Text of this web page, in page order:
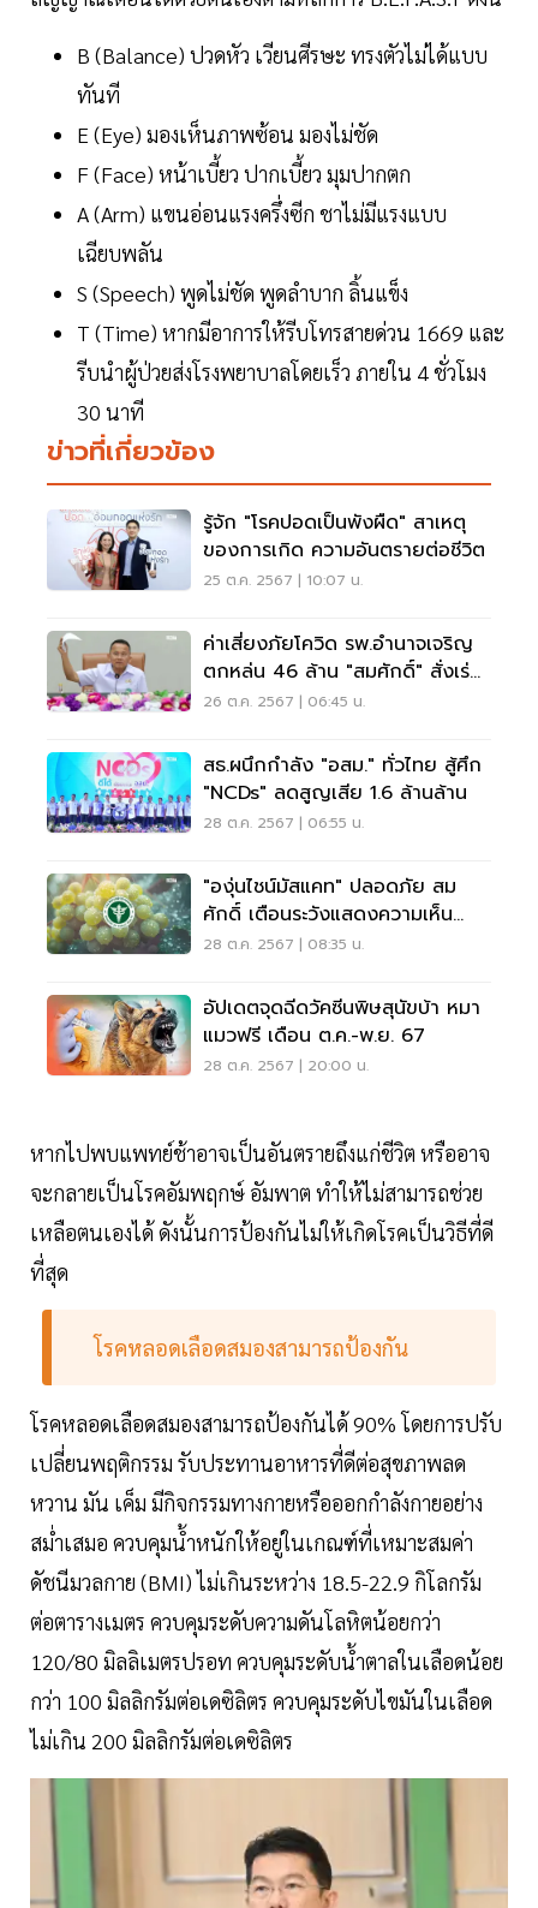
B (Balance) ปวดหัว เวียนศีรษะ ทรงตัวไม่ได้แบบ
ทันที
E (Eye) มองเห็นภาพซ้อน มองไม่ชัด
F (Face) หน้าเบี้ยว ปากเบี้ยว มุมปากตก
A (Arm) แขนอ่อนแรงครึ่งซีก ชาไม่มีแรงแบบ
เฉียบพลัน
S (Speech) พูดไม่ชัด พูดลำบาก ลิ้นแข็ง
T (Time) หากมีอาการให้รีบโทรสายด่วน 1669 และ
รีบนำผู้ป่วยส่งโรงพยาบาลโดยเร็ว ภายใน 4 ชั่วโมง
30 นาที
ข่าวที่เกี่ยวข้อง
รู้จัก "โรคปอดเป็นพังผืด" สาเหตุ
ของการเกิด ความอันตรายต่อชีวิต
25 ต.ค. 2567 | 10:07 น.
ค่าเสี่ยงภัยโควิด รพ.อำนาจเจริญ
ตกหล่น 46 ล้าน "สมศักดิ์" สั่งเร่ง
สอบ
26 ต.ค. 2567 | 06:45 น.
สธ.ผนึกกำลัง "อสม." ทั่วไทย สู้ศึก
"NCDs" ลดสูญเสีย 1.6 ล้านล้าน
28 ต.ค. 2567 | 06:55 น.
"องุ่นไชน์มัสแคท" ปลอดภัย สม
ศักดิ์ เตือนระวังแสดงความเห็น
กระทบเศรษฐกิจ
28 ต.ค. 2567 | 08:35 น.
อัปเดตจุดฉีดวัคซีนพิษสุนัขบ้า หมา
แมวฟรี เดือน ต.ค.-พ.ย. 67
28 ต.ค. 2567 | 20:00 น.
หากไปพบแพทย์ช้าอาจเป็นอันตรายถึงแก่ชีวิต หรืออาจ
จะกลายเป็นโรคอัมพฤกษ์ อัมพาต ทำให้ไม่สามารถช่วย
เหลือตนเองได้ ดังนั้นการป้องกันไม่ให้เกิดโรคเป็นวิธีที่ดี
ที่สุด
โรคหลอดเลือดสมองสามารถป้องกัน
โรคหลอดเลือดสมองสามารถป้องกันได้ 90% โดยการปรับ
เปลี่ยนพฤติกรรม รับประทานอาหารที่ดีต่อสุขภาพลด
หวาน มัน เค็ม มีกิจกรรมทางกายหรือออกกำลังกายอย่าง
สม่ำเสมอ ควบคุมน้ำหนักให้อยู่ในเกณฑ์ที่เหมาะสมค่า
ดัชนีมวลกาย (BMI) ไม่เกินระหว่าง 18.5-22.9 กิโลกรัม
ต่อตารางเมตร ควบคุมระดับความดันโลหิตน้อยกว่า
120/80 มิลลิเมตรปรอท ควบคุมระดับน้ำตาลในเลือดน้อย
กว่า 100 มิลลิกรัมต่อเดซิลิตร ควบคุมระดับไขมันในเลือด
ไม่เกิน 200 มิลลิกรัมต่อเดซิลิตร